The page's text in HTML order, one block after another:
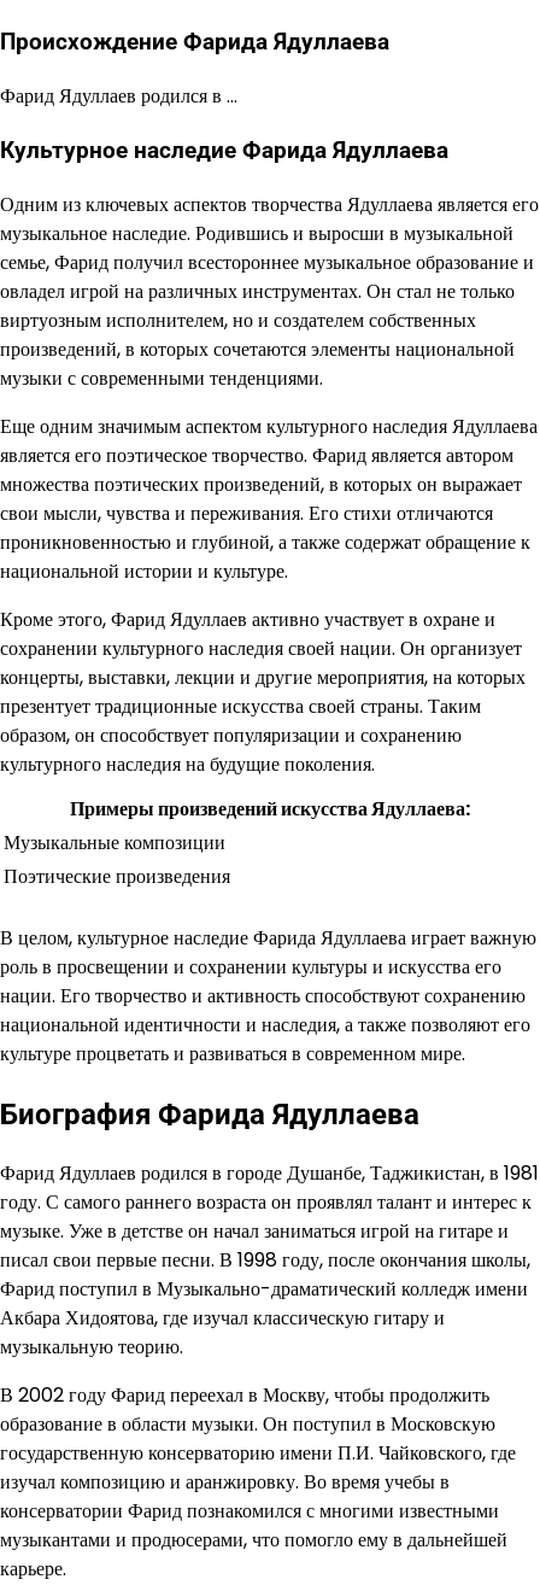
Происхождение Фарида Ядуллаева
Фарид Ядуллаев родился в …
Культурное наследие Фарида Ядуллаева
Одним из ключевых аспектов творчества Ядуллаева является его
музыкальное наследие. Родившись и выросши в музыкальной
семье, Фарид получил всестороннее музыкальное образование и
овладел игрой на различных инструментах. Он стал не только
виртуозным исполнителем, но и создателем собственных
произведений, в которых сочетаются элементы национальной
музыки с современными тенденциями.
Еще одним значимым аспектом культурного наследия Ядуллаева
является его поэтическое творчество. Фарид является автором
множества поэтических произведений, в которых он выражает
свои мысли, чувства и переживания. Его стихи отличаются
проникновенностью и глубиной, а также содержат обращение к
национальной истории и культуре.
Кроме этого, Фарид Ядуллаев активно участвует в охране и
сохранении культурного наследия своей нации. Он организует
концерты, выставки, лекции и другие мероприятия, на которых
презентует традиционные искусства своей страны. Таким
образом, он способствует популяризации и сохранению
культурного наследия на будущие поколения.
Примеры произведений искусства Ядуллаева:
Музыкальные композиции
Поэтические произведения
В целом, культурное наследие Фарида Ядуллаева играет важную
роль в просвещении и сохранении культуры и искусства его
нации. Его творчество и активность способствуют сохранению
национальной идентичности и наследия, а также позволяют его
культуре процветать и развиваться в современном мире.
Биография Фарида Ядуллаева
Фарид Ядуллаев родился в городе Душанбе, Таджикистан, в 1981
году. С самого раннего возраста он проявлял талант и интерес к
музыке. Уже в детстве он начал заниматься игрой на гитаре и
писал свои первые песни. В 1998 году, после окончания школы,
Фарид поступил в Музыкально-драматический колледж имени
Акбара Хидоятова, где изучал классическую гитару и
музыкальную теорию.
В 2002 году Фарид переехал в Москву, чтобы продолжить
образование в области музыки. Он поступил в Московскую
государственную консерваторию имени П.И. Чайковского, где
изучал композицию и аранжировку. Во время учебы в
консерватории Фарид познакомился с многими известными
музыкантами и продюсерами, что помогло ему в дальнейшей
карьере.